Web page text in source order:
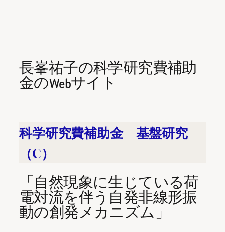
長峯祐子の科学研究費補助
金のWebサイト
科学研究費補助金 基盤研究
（C）
「自然現象に生じている荷
電対流を伴う自発非線形振
動の創発メカニズム」